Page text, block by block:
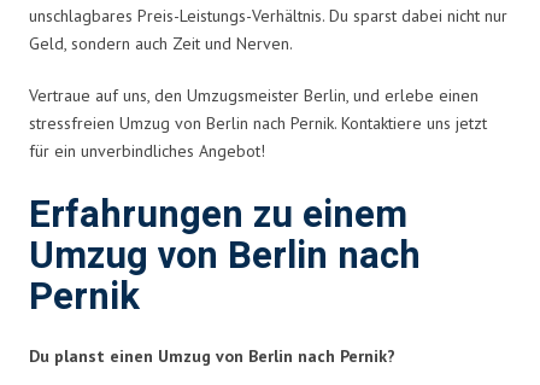
unschlagbares Preis-Leistungs-Verhältnis. Du sparst dabei nicht nur
Geld, sondern auch Zeit und Nerven.
Vertraue auf uns, den Umzugsmeister Berlin, und erlebe einen
stressfreien Umzug von Berlin nach Pernik. Kontaktiere uns jetzt
für ein unverbindliches Angebot!
Erfahrungen zu einem
Umzug von Berlin nach
Pernik
Du planst einen Umzug von Berlin nach Pernik?